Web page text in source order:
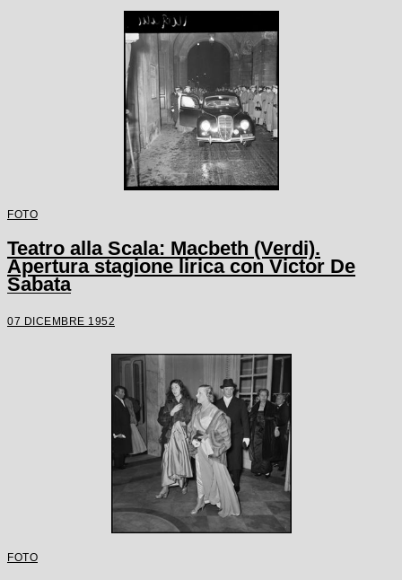
FOTO
Teatro alla Scala: Macbeth (Verdi).
Apertura stagione lirica con Victor De
Sabata
07 DICEMBRE 1952
FOTO